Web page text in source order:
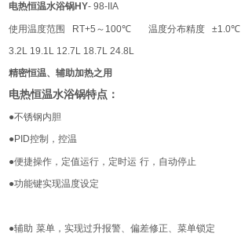
电热恒温水浴锅HY- 98-IIA
使用温度范围 RT+5 ～ 100℃ 温度分布精度 ±1.0℃
3.2L 19.1L 12.7L 18.7L 24.8L
精密恒温、辅助加热之用
电热恒温水浴锅特点：
●不锈钢内胆
●PID控制，控温
●便捷操作，定值运行，定时运 行，自动停止
●功能键实现温度设定
●辅助 菜单，实现过升报警、偏差修正、菜单锁定